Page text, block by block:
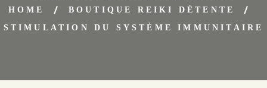
HOME
BOUTIQUE REIKI DÉTENTE
STIMULATION DU SYSTÈME IMMUNITAIRE